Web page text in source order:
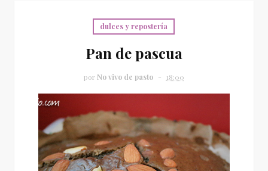
dulces y repostería
Pan de pascua
por No vivo de pasto 18:00